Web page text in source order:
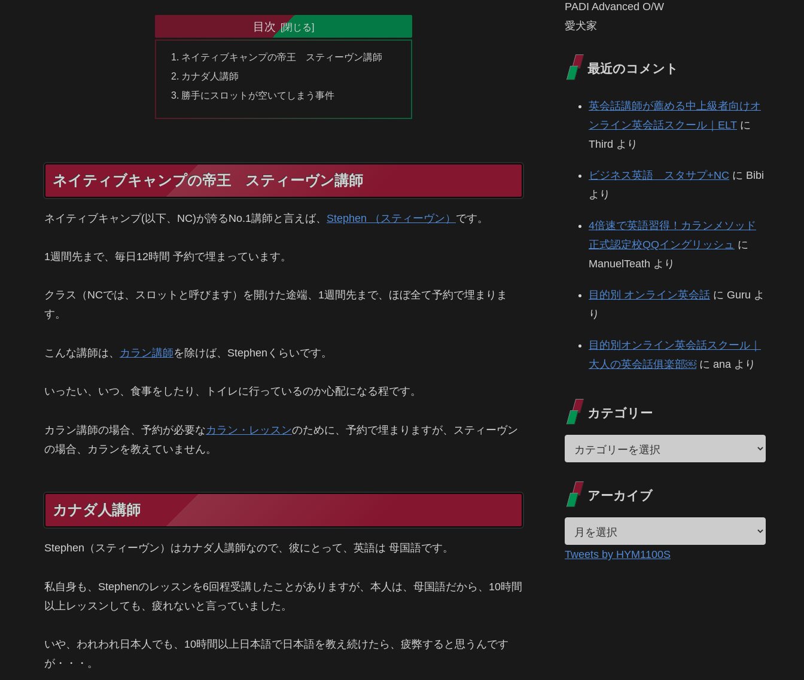
目次
ネイティブキャンプの帝王 スティーヴン講師
カナダ人講師
勝手にスロットが空いてしまう事件
ネイティブキャンプの帝王 スティーヴン講師
ネイティブキャンプ(以下、NC)が誇るNo.1講師と言えば、 Stephen （スティーヴン） です。
1週間先まで、毎日12時間 予約で埋まっています。
クラス（NCでは、スロットと呼びます）を開けた途端、1週間先まで、ほぼ全て予約で埋まりま
す。
こんな講師は、 カラン講師を除けば、Stephenくらいです。
いったい、いつ、食事をしたり、トイレに行っているのか心配になる程です。
カラン講師の場合、予約が必要なカラン・レッスンのために、予約で埋まりますが、スティーヴン
の場合、カランを教えていません。
カナダ人講師
Stephen（スティーヴン）はカナダ人講師なので、彼にとって、英語は 母国語です。
私自身も、Stephenのレッスンを6回程受講したことがありますが、本人は、母国語だから、10時間
以上レッスンしても、疲れないと言っていました。
いや、われわれ日本人でも、10時間以上日本語で日本語を教え続けたら、疲弊すると思うんです
が・・・。
PADI Advanced O/W
愛犬家
最近のコメント
英会話講師が薦める中上級者向けオ
ンライン英会話スクール｜ELT に
Third より
ビジネス英語 スタサプ+NC に Bibi
より
4倍速で英語習得！カランメソッド
正式認定校QQイングリッシュ に
ManuelTeath より
目的別 オンライン英会話 に Guru よ
り
目的別オンライン英会話スクール｜
大人の英会話俱楽部￼ に ana より
カテゴリー
アーカイブ
Tweets by HYM1100S